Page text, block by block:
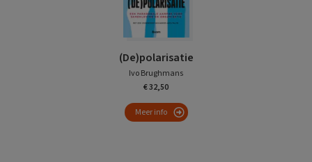
(De)polarisatie
Ivo Brughmans
€ 32,50
Meer info